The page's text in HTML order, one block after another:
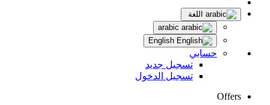
اللغة
حسابي
تسجيل جديد
تسجيل الدخول
Offers